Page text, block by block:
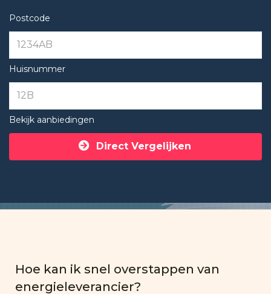
Postcode
Huisnummer
Bekijk aanbiedingen
Direct Vergelijken
Hoe kan ik snel overstappen van
energieleverancier?